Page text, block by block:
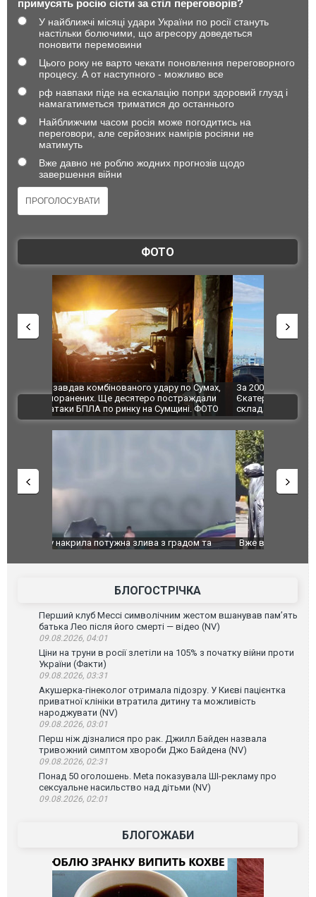
примусять росію сісти за стіл переговорів?
У найближчі місяці удари України по росії стануть
настільки болючими, що агресору доведеться
поновити перемовини
Цього року не варто чекати поновлення переговорного
процесу. А от наступного - можливо все
рф навпаки піде на ескалацію попри здоровий глузд і
намагатиметься триматися до останнього
Найближчим часом росія може погодитись на
переговори, але серйозних намірів росіяни не
матимуть
Вже давно не роблю жодних прогнозів щодо
завершення війни
ФОТО
За 2000 кілометрів від кордону з Україною: в
Єкатеринбурзі після атаки дронів загорівся
склад Wildberries. ФОТО. ВІДЕО
"Мої
ВІДЕО
Вже вивели на тести: Ferrari готує оновлення
Вийшов
фільму
БЛОГОСТРІЧКА
Перший клуб Мессі символічним жестом вшанував пам’ять
батька Лео після його смерті — відео (NV)
09.08.2026, 04:01
Ціни на труни в росії злетіли на 105% з початку війни проти
України (Факти)
09.08.2026, 03:31
Акушерка-гінеколог отримала підозру. У Києві пацієнтка
приватної клініки втратила дитину та можливість
народжувати (NV)
09.08.2026, 03:01
Перш ніж дізналися про рак. Джилл Байден назвала
тривожний симптом хвороби Джо Байдена (NV)
09.08.2026, 02:31
Понад 50 оголошень. Meta показувала ШІ-рекламу про
сексуальне насильство над дітьми (NV)
09.08.2026, 02:01
БЛОГОЖАБИ